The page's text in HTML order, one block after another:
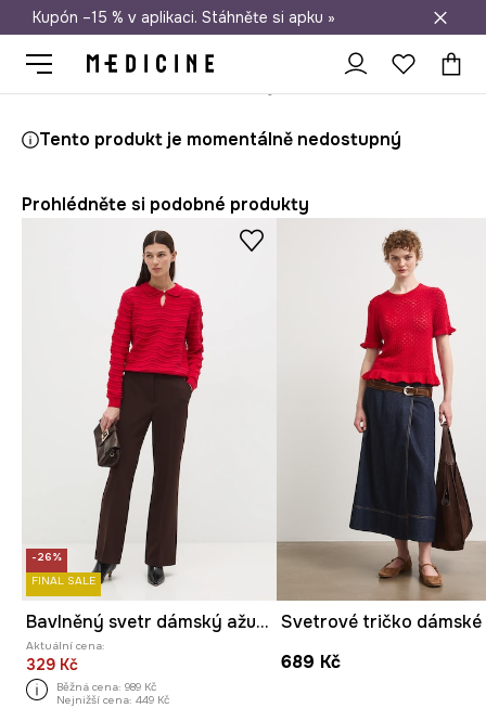
Doprava zdarma při nákupu nad 1 200 Kč
Kupón –15 % v aplikaci. Stáhněte si apku »
Tento produkt je momentálně nedostupný
Prohlédněte si podobné produkty
-26%
FINAL SALE
Bavlněný svetr dámský ažurový
Aktuální cena:
329 Kč
Běžná cena: 989 Kč
Nejnižší cena: 449 Kč
689 Kč